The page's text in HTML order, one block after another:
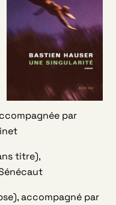
par
titre),
accompagné par